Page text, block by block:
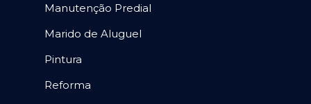
Manutenção Predial
Marido de Aluguel
Pintura
Reforma